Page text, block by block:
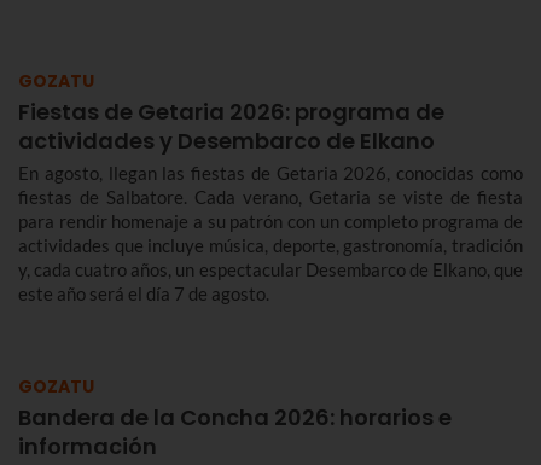
septiembre.
GOZATU
Fiestas de Getaria 2026: programa de
actividades y Desembarco de Elkano
En agosto, llegan las fiestas de Getaria 2026, conocidas como
fiestas de Salbatore. Cada verano, Getaria se viste de fiesta
para rendir homenaje a su patrón con un completo programa de
actividades que incluye música, deporte, gastronomía, tradición
y, cada cuatro años, un espectacular Desembarco de Elkano, que
este año será el día 7 de agosto.
GOZATU
Bandera de la Concha 2026: horarios e
información